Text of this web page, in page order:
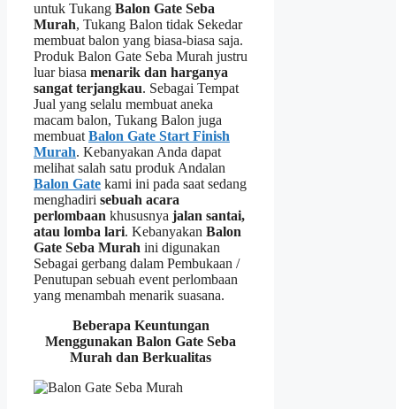
untuk Tukang Balon Gate Seba
Murah, Tukang Balon tidak Sekedar
membuat balon yang biasa-biasa saja.
Produk Balon Gate Seba Murah justru
luar biasa menarik dan harganya
sangat terjangkau. Sebagai Tempat
Jual yang selalu membuat aneka
macam balon, Tukang Balon juga
membuatBalon Gate Start Finish
Murah. Kebanyakan Anda dapat
melihat salah satu produk Andalan
Balon Gate kami ini pada saat sedang
menghadiri sebuah acara
perlombaan khususnya jalan santai,
atau lomba lari. Kebanyakan Balon
Gate Seba Murah ini digunakan
Sebagai gerbang dalam Pembukaan /
Penutupan sebuah event perlombaan
yang menambah menarik suasana.
Beberapa Keuntungan
Menggunakan Balon Gate Seba
Murah dan Berkualitas